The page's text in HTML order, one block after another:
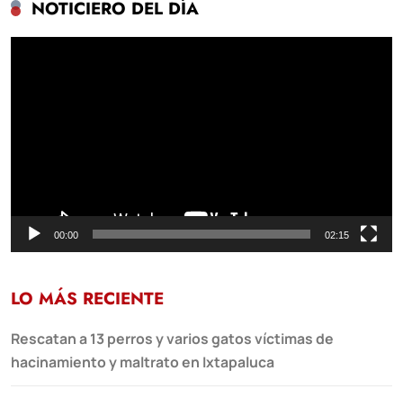
NOTICIERO DEL DÍA
00:00 02:15
LO MÁS RECIENTE
Rescatan a 13 perros y varios gatos víctimas de
hacinamiento y maltrato en Ixtapaluca